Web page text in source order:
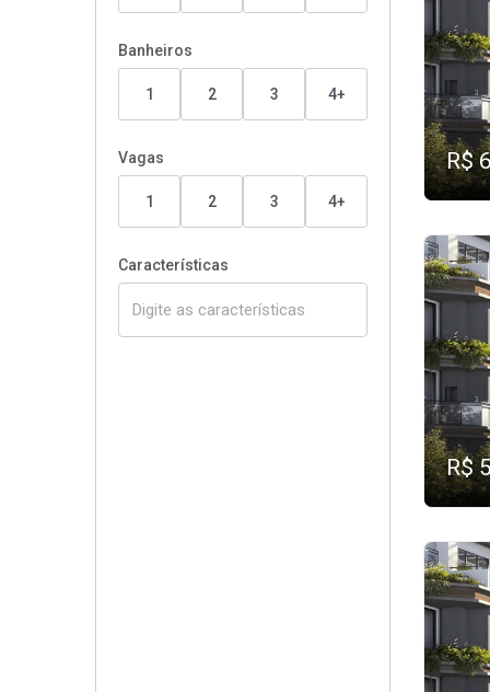
Banheiros
1 2 3 4+
Vagas
1 2 3 4+
Características
R$
R$